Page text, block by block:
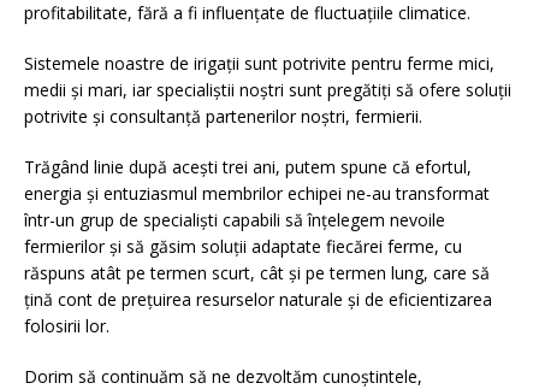
profitabilitate, fără a fi influențate de fluctuațiile climatice.
Sistemele noastre de irigații sunt potrivite pentru ferme mici,
medii și mari, iar specialiștii noștri sunt pregătiți să ofere soluții
potrivite și consultanță partenerilor noștri, fermierii.
Trăgând linie după acești trei ani, putem spune că efortul,
energia și entuziasmul membrilor echipei ne-au transformat
într-un grup de specialiști capabili să înțelegem nevoile
fermierilor și să găsim soluții adaptate fiecărei ferme, cu
răspuns atât pe termen scurt, cât și pe termen lung, care să
țină cont de prețuirea resurselor naturale și de eficientizarea
folosirii lor.
Dorim să continuăm să ne dezvoltăm cunoștintele,